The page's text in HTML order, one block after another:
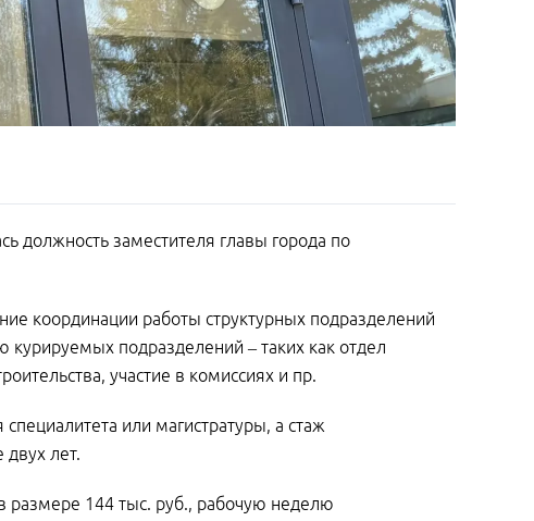
должность заместителя главы города по
координации работы структурных подразделений
курируемых подразделений – таких как отдел
участие в комиссиях и пр.
или магистратуры, а стаж
лет.
размере 144 тыс. руб., рабочую неделю